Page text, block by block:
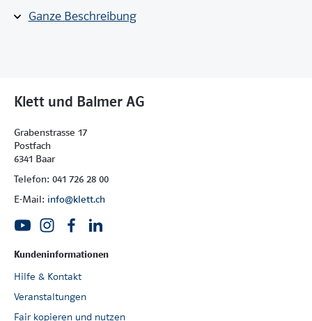
Ganze Beschreibung
30 Märchen
Märchengedichte
dazu extra: 30 Kopiervorlagen
darin 30 didaktisch aufbereitete Märchen
im Fokus: Merkmale und Eigenarten von Märchen
Klett und Balmer AG
Grabenstrasse 17
Postfach
6341 Baar
Telefon: 041 726 28 00
E-Mail: info@klett.ch
Kundeninformationen
Hilfe & Kontakt
Veranstaltungen
Fair kopieren und nutzen